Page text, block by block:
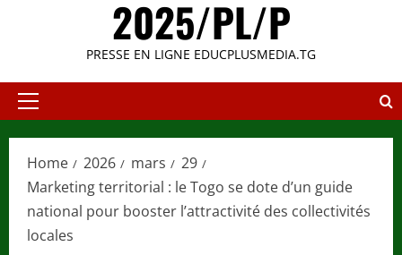
2025/PL/P
PRESSE EN LIGNE EDUCPLUSMEDIA.TG
Primary
Home 2026 mars
29
Marketing territorial : le Togo se dote d’un guide
national pour booster l’attractivité des collectivités
locales